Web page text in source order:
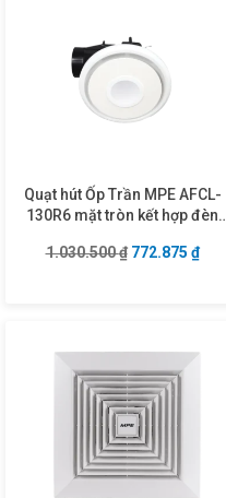
Quạt hút Ốp Trần MPE AFCL-
130R6 mặt tròn kết hợp đèn
1.030.500₫ Giá gốc là:
772.875 ₫Giá